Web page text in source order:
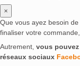
×
Que vous ayez besoin
finaliser votre commande,
Autrement, vous
réseaux sociaux